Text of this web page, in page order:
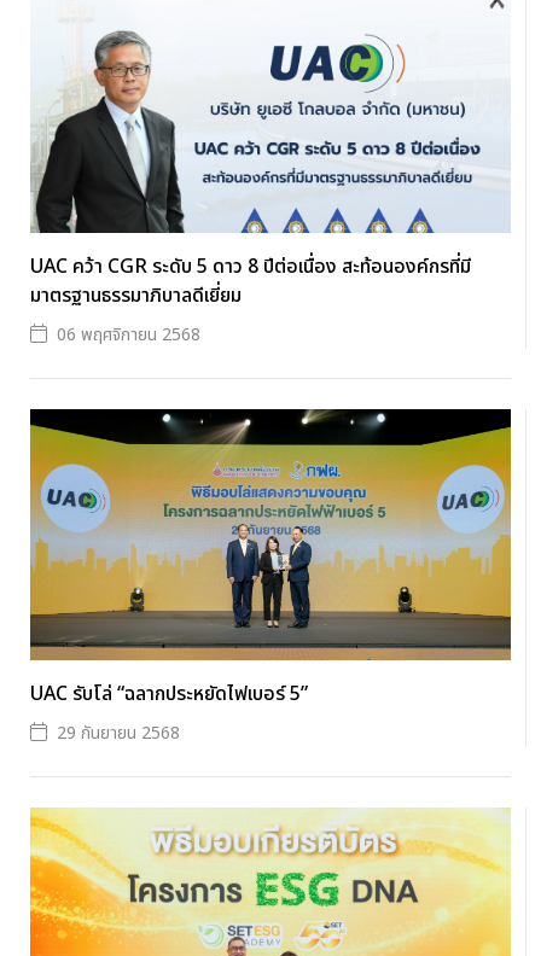
UAC คว้า CGR ระดับ 5 ดาว 8 ปีต่อเนื่อง สะท้อนองค์กรที่มี
มาตรฐานธรรมาภิบาลดีเยี่ยม
06 พฤศจิกายน 2568
UAC รับโล่ “ฉลากประหยัดไฟเบอร์ 5”
29 กันยายน 2568